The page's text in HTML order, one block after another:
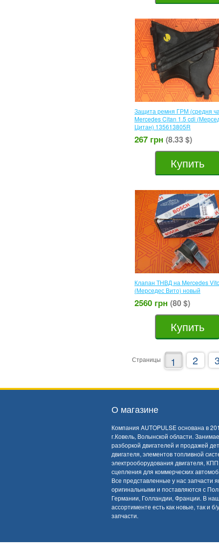
Защита ремня ГРМ (средня
Mercedes Citan 1.5 cdi
Цитан) 135613805R
267 грн (8.33 $)
Купить
Клапан ТНВД на Mercedes
(Мерседес Вито) новый
2560 грн (80 $)
Купить
Страницы 1 2
О магазине
Компания AUTOPULSE основана в
г.Ковель, Волынской области.
разборкой двигателей и продажей
двигателя, элементов топливной
электрооборудования двигателя,
сцепления для коммерческих
Все представленные у нас запчасти
оригинальными и поставляются с
Германии, Голландии, Франции. В
ассортименте есть как новые, так и б/у
запчасти.